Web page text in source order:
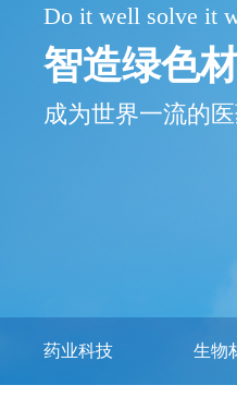
Do it well solve it
智造绿色
成为世界一流的
药业科技 生物